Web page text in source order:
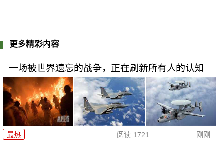
更多精彩内容
一场被世界遗忘的战争，正在刷新所有人的认知
最热 阅读 1721 刚刚